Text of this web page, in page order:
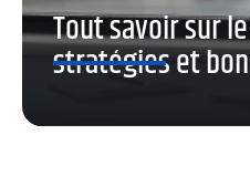
Tout savoir sur
stratégies et